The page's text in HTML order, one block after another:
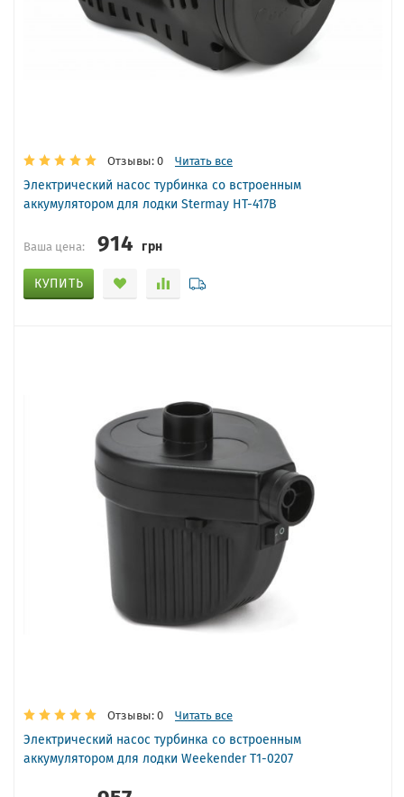
Отзывы: 0 Читать все
Электрический насос турбинка со встроенным
аккумулятором для лодки Stermay HT-417B
Ваша цена: 914 грн
КУПИТЬ
Отзывы: 0 Читать все
Электрический насос турбинка со встроенным
аккумулятором для лодки Weekender T1-0207